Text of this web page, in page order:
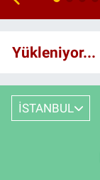
Yükleniyor...
İSTANBUL